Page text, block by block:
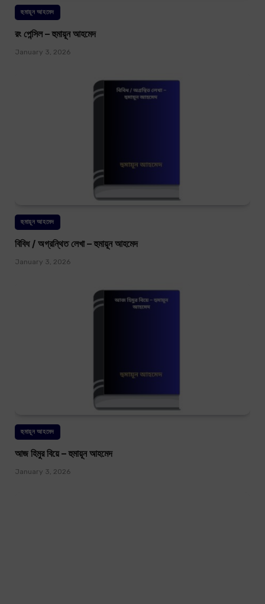
হুমায়ূন আহমেদ
রং পেন্সিল – হুমায়ূন আহমেদ
January 3, 2026
হুমায়ূন আহমেদ
বিবিধ / অগ্রন্থিত লেখা – হুমায়ূন আহমেদ
January 3, 2026
হুমায়ূন আহমেদ
আজ হিমুর বিয়ে – হুমায়ূন আহমেদ
January 3, 2026